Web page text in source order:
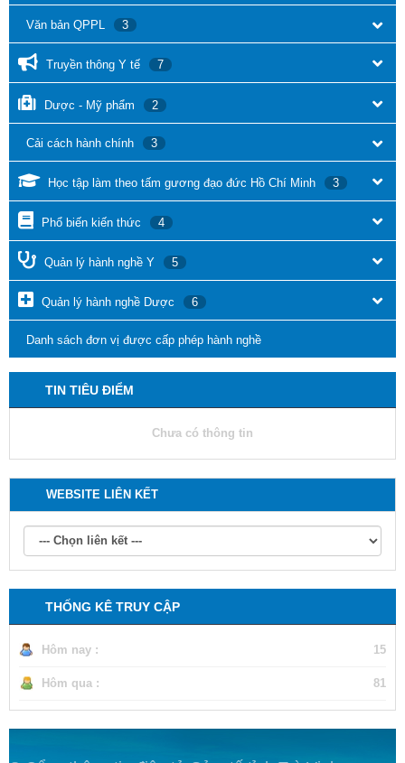
Văn bản QPPL 3
Truyền thông Y tế 7
Dược - Mỹ phẩm 2
Cải cách hành chính 3
Học tập làm theo tấm gương đạo đức Hồ Chí Minh 3
Phổ biến kiến thức 4
Quản lý hành nghề Y 5
Quản lý hành nghề Dược 6
Danh sách đơn vị được cấp phép hành nghề
TIN TIÊU ĐIỂM
Chưa có thông tin
WEBSITE LIÊN KẾT
THỐNG KÊ TRUY CẬP
Hôm nay : 15
Hôm qua : 81